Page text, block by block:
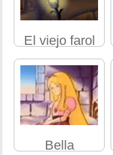
El viejo farol
Bella